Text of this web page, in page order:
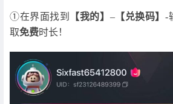
①在界面找到 【我的】 –【兑换码】 -
取免费时长！